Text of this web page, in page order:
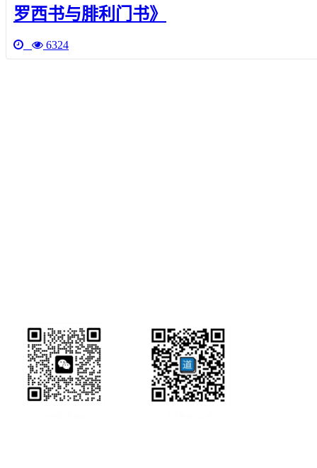
罗西书与腓利门书》
6324